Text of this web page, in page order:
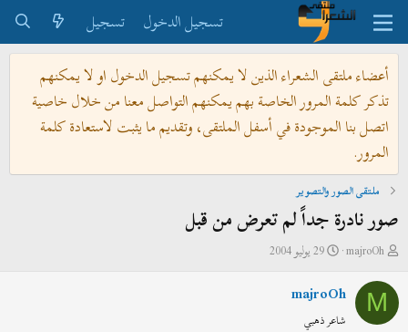
تسجيل الدخول
تسجيل
أعضاء ملتقى الشعراء الذين لا يمكنهم تسجيل الدخول او لا يمكنهم
تذكر كلمة المرور الخاصة بهم يمكنهم التواصل معنا من خلال خاصية
اتصل بنا الموجودة في أسفل الملتقى، وتقديم ما يثبت لاستعادة كلمة
المرور.
ملتقى الصور والتصوير
صور نادرة جداً لم تعرض من قبل
ب
د
ئ
majroOh
ت
ر
ي
29 يوليو 2004
M
majroOh
شاعر ذهبي